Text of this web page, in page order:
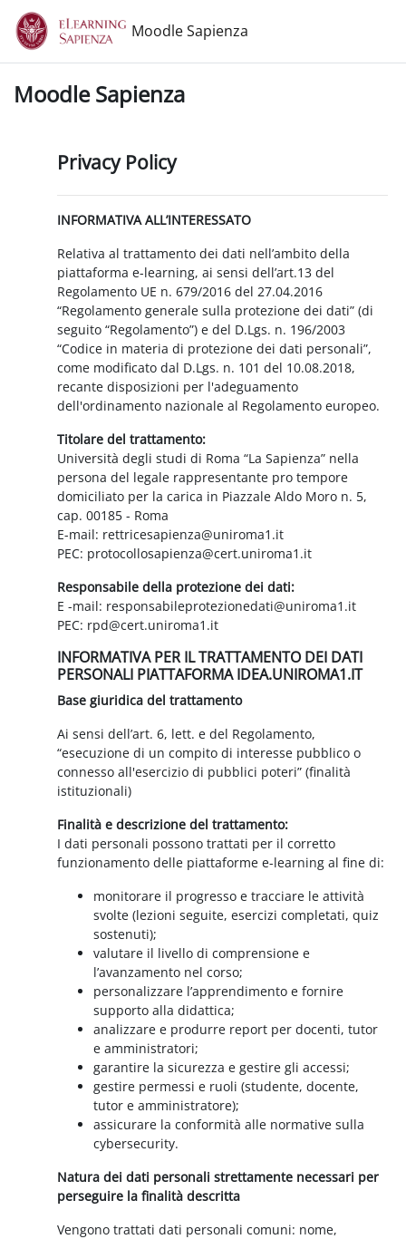
Vai al contenuto principale
Moodle Sapienza
Moodle Sapienza
Privacy Policy
INFORMATIVA ALL’INTERESSATO
Relativa al trattamento dei dati nell’ambito della
piattaforma e-learning, ai sensi dell’art.13 del
Regolamento UE n. 679/2016 del 27.04.2016
“Regolamento generale sulla protezione dei dati” (di
seguito “Regolamento”) e del D.Lgs. n. 196/2003
“Codice in materia di protezione dei dati personali”,
come modificato dal D.Lgs. n. 101 del 10.08.2018,
recante disposizioni per l'adeguamento
dell'ordinamento nazionale al Regolamento europeo.
Titolare del trattamento:
Università degli studi di Roma “La Sapienza” nella
persona del legale rappresentante pro tempore
domiciliato per la carica in Piazzale Aldo Moro n. 5,
cap. 00185 - Roma
E-mail: rettricesapienza@uniroma1.it
PEC: protocollosapienza@cert.uniroma1.it
Responsabile della protezione dei dati:
E -mail: responsabileprotezionedati@uniroma1.it
PEC: rpd@cert.uniroma1.it
INFORMATIVA PER IL TRATTAMENTO DEI DATI
PERSONALI PIATTAFORMA IDEA.UNIROMA1.IT
Base giuridica del trattamento
Ai sensi dell’art. 6, lett. e del Regolamento,
“esecuzione di un compito di interesse pubblico o
connesso all'esercizio di pubblici poteri” (finalità
istituzionali)
Finalità e descrizione del trattamento:
I dati personali possono trattati per il corretto
funzionamento delle piattaforme e-learning al fine di:
monitorare il progresso e tracciare le attività
svolte (lezioni seguite, esercizi completati, quiz
sostenuti);
valutare il livello di comprensione e
l’avanzamento nel corso;
personalizzare l’apprendimento e fornire
supporto alla didattica;
analizzare e produrre report per docenti, tutor
e amministratori;
garantire la sicurezza e gestire gli accessi;
gestire permessi e ruoli (studente, docente,
tutor e amministratore);
assicurare la conformità alle normative sulla
cybersecurity.
Natura dei dati personali strettamente necessari per
perseguire la finalità descritta
Vengono trattati dati personali comuni: nome,